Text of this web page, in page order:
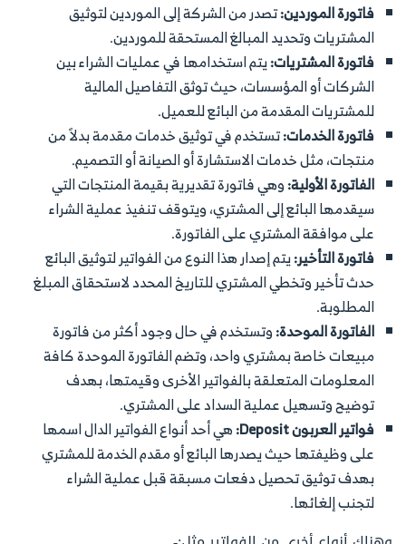
فاتورة الموردين:تصدر من الشركة إلى الموردين لتوثيق
المشتريات وتحديد المبالغ المستحقة للموردين.
فاتورة المشتريات:يتم استخدامها في عمليات الشراء بين
الشركات أو المؤسسات، حيث توثق التفاصيل المالية
للمشتريات المقدمة من البائع للعميل.
فاتورة الخدمات:تستخدم في توثيق خدمات مقدمة بدلاً من
منتجات، مثل خدمات الاستشارة أو الصيانة أو التصميم.
الفاتورة الأولية:وهي فاتورة تقديرية بقيمة المنتجات التي
سيقدمها البائع إلى المشتري، ويتوقف تنفيذ عملية الشراء
على موافقة المشتري على الفاتورة.
فاتورة التأخير:يتم إصدار هذا النوع من الفواتير لتوثيق البائع
حدث تأخير وتخطي المشتري للتاريخ المحدد لاستحقاق المبلغ
المطلوبة.
الفاتورة الموحدة:وتستخدم في حال وجود أكثر من فاتورة
مبيعات خاصة بمشتري واحد، وتضم الفاتورة الموحدة كافة
المعلومات المتعلقة بالفواتير الأخرى وقيمتها، بهدف
توضيح وتسهيل عملية السداد على المشتري.
فواتير العربون Deposit:
هي أحد أنواع الفواتير الدال اسمها
على وظيفتها حيث يصدرها البائع أو مقدم الخدمة للمشتري
بهدف توثيق تحصيل دفعات مسبقة قبل عملية الشراء
لتجنب إلغائها.